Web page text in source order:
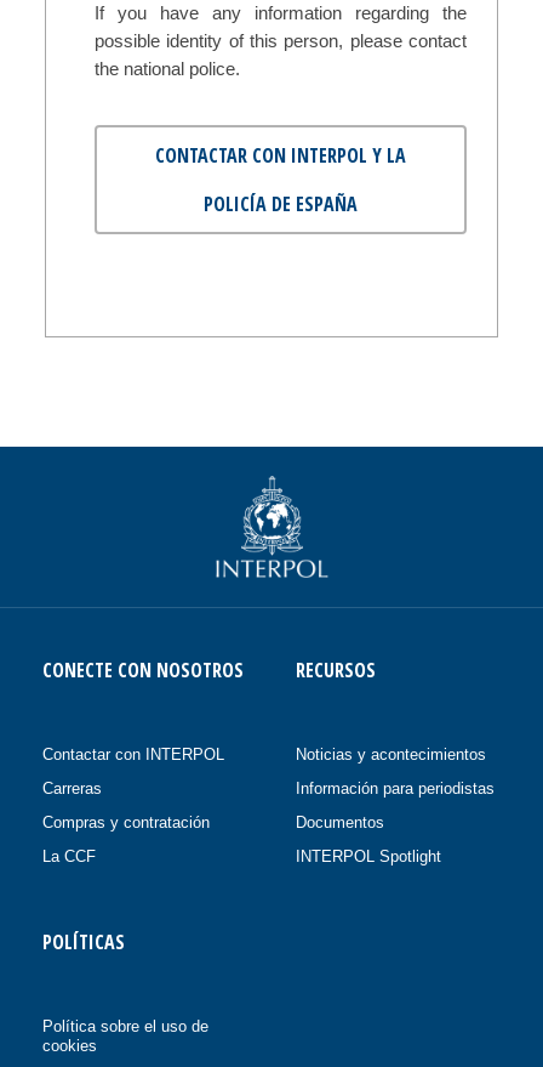
If you have any information regarding the
possible identity of this person, please contact
the national police.
CONTACTAR CON INTERPOL Y LA
POLICÍA DE ESPAÑA
CONECTE CON NOSOTROS
Contactar con INTERPOL
Carreras
Compras y contratación
La CCF
RECURSOS
Noticias y acontecimientos
Información para periodistas
Documentos
INTERPOL Spotlight
POLÍTICAS
Política sobre el uso de
cookies